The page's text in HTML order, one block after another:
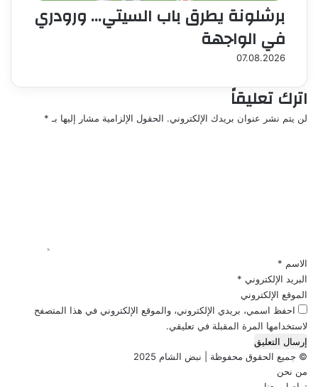
برشلونة يطرق باب السيتي… ورودري
في الواجهة
07.08.2026
اترك تعليقاً
لن يتم نشر عنوان بريدك الإلكتروني. الحقول الإلزامية مشار إليها بـ *
الاسم *
البريد الإلكتروني *
الموقع الإلكتروني
احفظ اسمي، بريدي الإلكتروني، والموقع الإلكتروني في هذا المتصفح
لاستخدامها المرة المقبلة في تعليقي.
© جميع الحقوق محفوظة | نبض الشام 2025
من نحن